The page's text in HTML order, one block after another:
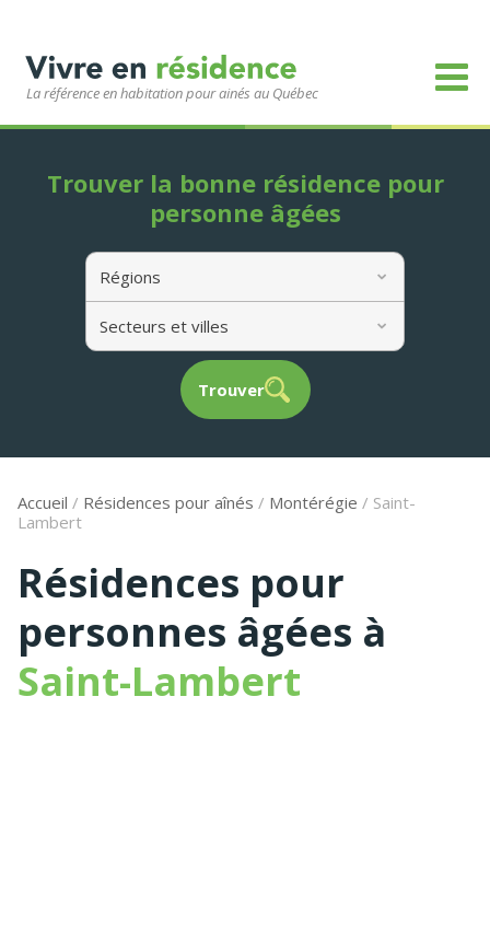
La référence en habitation pour ainés au Québec
Régions
Secteurs et villes
Trouver
Trouver la bonne résidence pour
personne âgées
Accueil / Résidences pour aînés / Montérégie / Saint-
Lambert
Résidences pour
personnes âgées à
Saint-Lambert